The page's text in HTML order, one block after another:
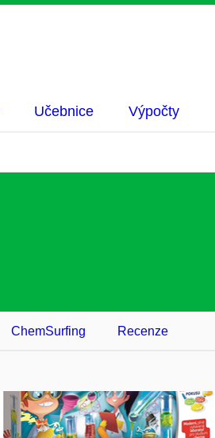
Učebnice Výpočty
ChemSurfing Recenze